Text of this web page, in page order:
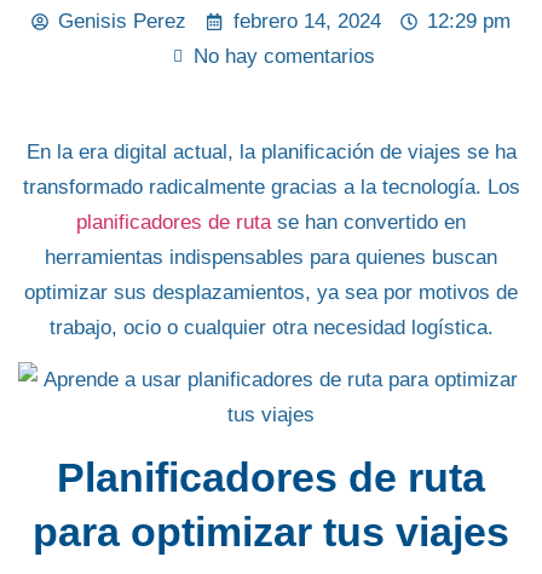
Genisis Perez febrero 14, 2024
12:29 pm
No hay comentarios
En la era digital actual, laplanificación de viajes se ha
transformado radicalmente gracias a la tecnología. Los
planificadores de rutase han convertido en
herramientas indispensables para quienes buscan
optimizar sus desplazamientos, ya sea por motivos de
trabajo, ocio o cualquier otra necesidad logística.
Planificadores de ruta
para optimizar tus viajes